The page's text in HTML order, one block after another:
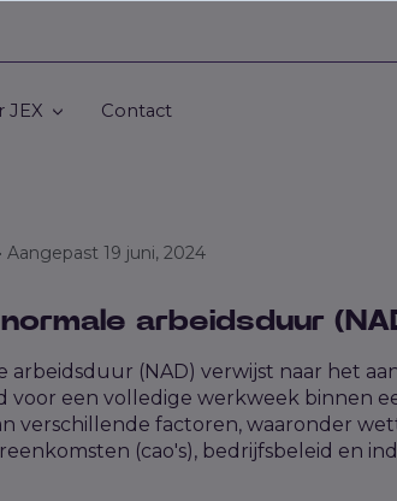
JEX Contact
Aangepast 19 juni, 2024
arbeidsduur
arbeidsduur (NAD) verwijst naar het
voor een volledige werkweek binnen
verschillende factoren, waaronder
(cao's), bedrijfsbeleid en